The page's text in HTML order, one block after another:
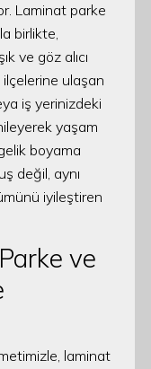
Laminat parke
birlikte,
ve göz alıcı
ilçelerine ulaşan
iş yerinizdeki
yaşam
boyama
değil, aynı
iyileştiren
ve
laminat